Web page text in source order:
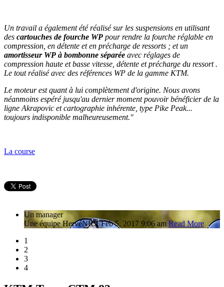
Un travail a également été réalisé sur les suspensions en utilisant
des cartouches de fourche WP pour rendre la fourche réglable en
compression, en détente et en précharge de ressorts ; et un
amortisseur WP à bombonne séparée avec réglages de
compression haute et basse vitesse, détente et précharge du ressort .
Le tout réalisé avec des références WP de la gamme KTM.
Le moteur est quant à lui complètement d'origine. Nous avons
néanmoins espéré jusqu'au dernier moment pouvoir bénéficier de la
ligne Akrapovic et cartographie inhérente, type Pike Peak...
toujours indisponible malheureusement."
La course
Un manager
Une équipe HervéNRV Feb 5, 2017 9:06 amRead More
1
2
3
4